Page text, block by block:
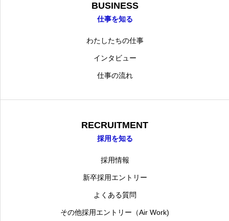
BUSINESS
仕事を知る
わたしたちの仕事
インタビュー
仕事の流れ
RECRUITMENT
採用を知る
採用情報
新卒採用エントリー
よくある質問
その他採用エントリー（Air Work)